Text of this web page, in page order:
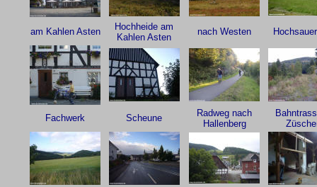
am Kahlen Asten
Hochheide am
Kahlen Asten
nach Westen
Fachwerk Scheune
Radweg nach
Hallenberg